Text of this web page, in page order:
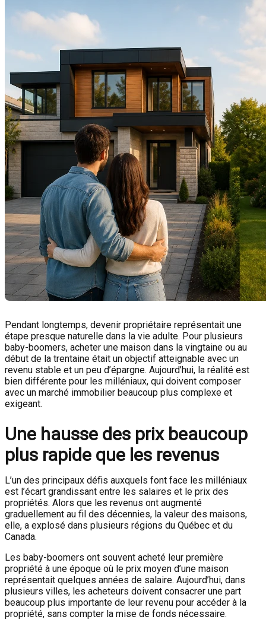
Pendant longtemps, devenir propriétaire représentait une
étape presque naturelle dans la vie adulte. Pour plusieurs
baby-boomers, acheter une maison dans la vingtaine ou au
début de la trentaine était un objectif atteignable avec un
revenu stable et un peu d’épargne. Aujourd’hui, la réalité est
bien différente pour les milléniaux, qui doivent composer
avec un marché immobilier beaucoup plus complexe et
exigeant.
Une hausse des prix beaucoup
plus rapide que les revenus
L’un des principaux défis auxquels font face les milléniaux
est l’écart grandissant entre les salaires et le prix des
propriétés. Alors que les revenus ont augmenté
graduellement au fil des décennies, la valeur des maisons,
elle, a explosé dans plusieurs régions du Québec et du
Canada.
Les baby-boomers ont souvent acheté leur première
propriété à une époque où le prix moyen d’une maison
représentait quelques années de salaire. Aujourd’hui, dans
plusieurs villes, les acheteurs doivent consacrer une part
beaucoup plus importante de leur revenu pour accéder à la
propriété, sans compter la mise de fonds nécessaire.